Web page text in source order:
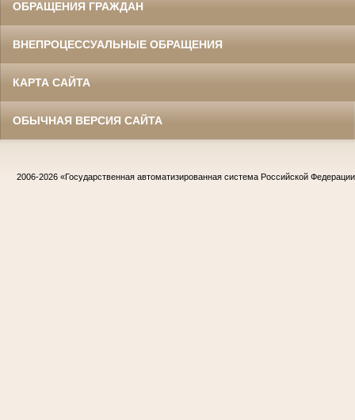
ОБРАЩЕНИЯ ГРАЖДАН
ВНЕПРОЦЕССУАЛЬНЫЕ ОБРАЩЕНИЯ
КАРТА САЙТА
ОБЫЧНАЯ ВЕРСИЯ САЙТА
2006-2026 «Государственная автоматизированная система Российской